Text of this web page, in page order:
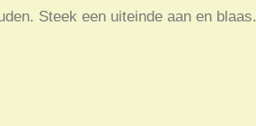
Steek een uiteinde aan en blaas.